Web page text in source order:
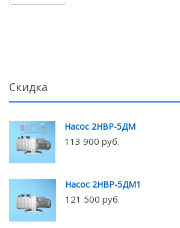
Скидка
Насос 2НВР-5ДМ
113 900 руб.
Насос 2НВР-5ДМ1
121 500 руб.